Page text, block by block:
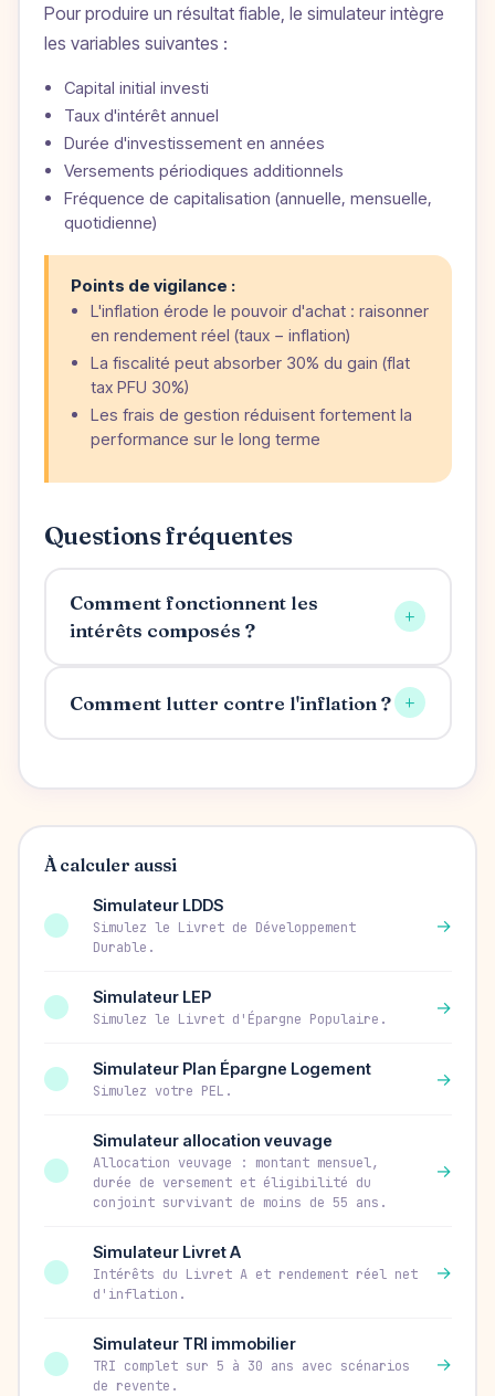
Pour produire un résultat fiable, le simulateur intègre
les variables suivantes :
Capital initial investi
Taux d'intérêt annuel
Durée d'investissement en années
Versements périodiques additionnels
Fréquence de capitalisation (annuelle, mensuelle,
quotidienne)
Points de vigilance :
L'inflation érode le pouvoir d'achat : raisonner
en rendement réel (taux − inflation)
La fiscalité peut absorber 30% du gain (flat
tax PFU 30%)
Les frais de gestion réduisent fortement la
performance sur le long terme
Questions fréquentes
Comment fonctionnent les
intérêts composés ?
+
Comment lutter contre l'inflation ? +
À calculer aussi
Simulateur LDDS
Simulez le Livret de Développement
Durable.
→
Simulateur LEP
Simulez le Livret d'Épargne Populaire.
→
Simulateur Plan Épargne Logement
Simulez votre PEL.
→
Simulateur allocation veuvage
Allocation veuvage : montant mensuel,
durée de versement et éligibilité du
conjoint survivant de moins de 55 ans.
→
Simulateur Livret A
Intérêts du Livret A et rendement réel net
d'inflation.
→
Simulateur TRI immobilier
TRI complet sur 5 à 30 ans avec scénarios
de revente.
→